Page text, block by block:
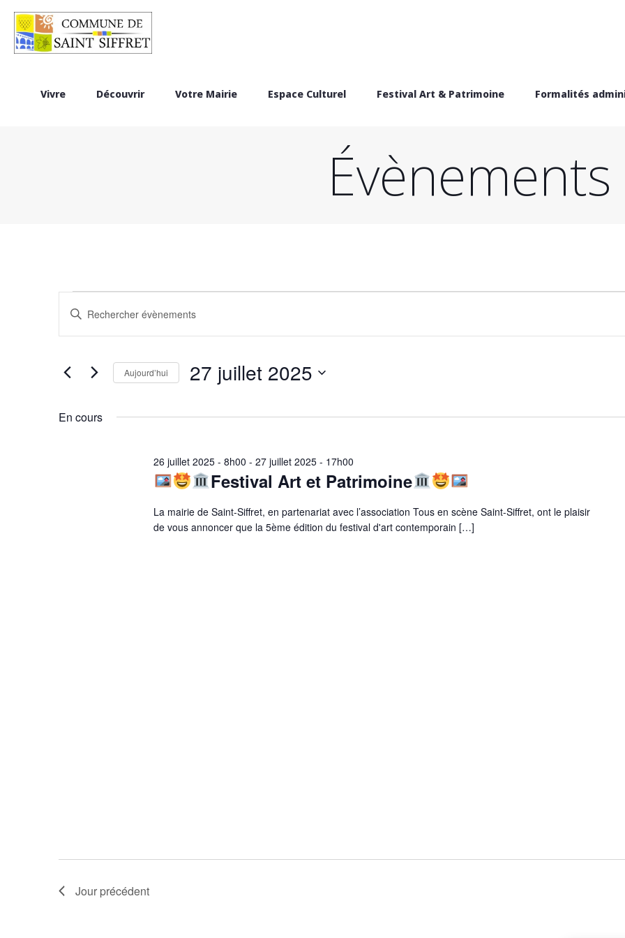
Vivre Découvrir Votre Mairie Espace Culturel Festival Art & Patrimoine Formalités
Évènements
Évènements
for
27
juillet
2025
Recherche
et
navigation
Évènements
Saisir
Rechercher
Évènements
Aujourd’hui 27 juillet 2025
une
En cours
Festival Art et Patrimoine
26 juillet 2025 - 8h00 - 27 juillet 2025 - 17h00
La mairie de Saint-Siffret, en partenariat avec l’association Tous en scène Saint-Siffret, ont le plaisir
de vous annoncer que la 5ème édition du festival d'art contemporain […]
Jour précédent